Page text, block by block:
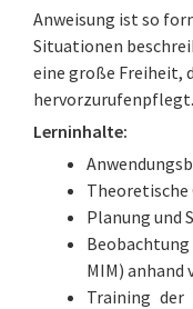
Anweisung ist so
Situationen
eine große Freiheit,
Lerninhalte:
Theoretische
Planung und
MIM) anhand
Training der